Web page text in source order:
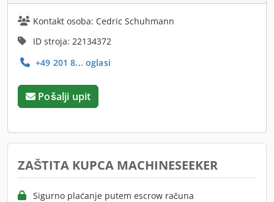
Kontakt osoba: Cedric Schuhmann
ID stroja: 22134372
+49 201 8... oglasi
Pošalji upit
ZAŠTITA KUPCA MACHINESEEKER
Sigurno plaćanje putem escrow računa